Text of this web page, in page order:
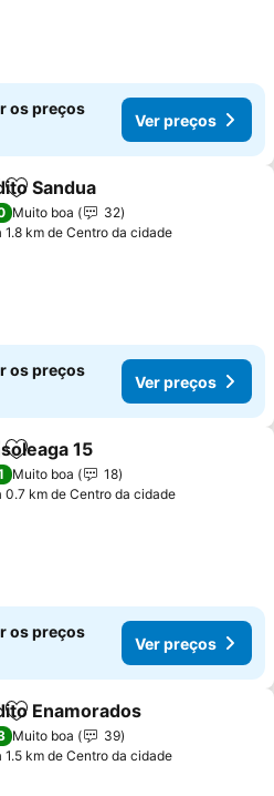
os preços
Ver preços
Adicionar aos favoritos
Sandua
Muito boa
32
1.8 km de Centro da cidade
os preços
Ver preços
Adicionar aos favoritos
15
Muito boa
18
0.7 km de Centro da cidade
os preços
Ver preços
Adicionar aos favoritos
Enamorados
Muito boa
39
1.5 km de Centro da cidade